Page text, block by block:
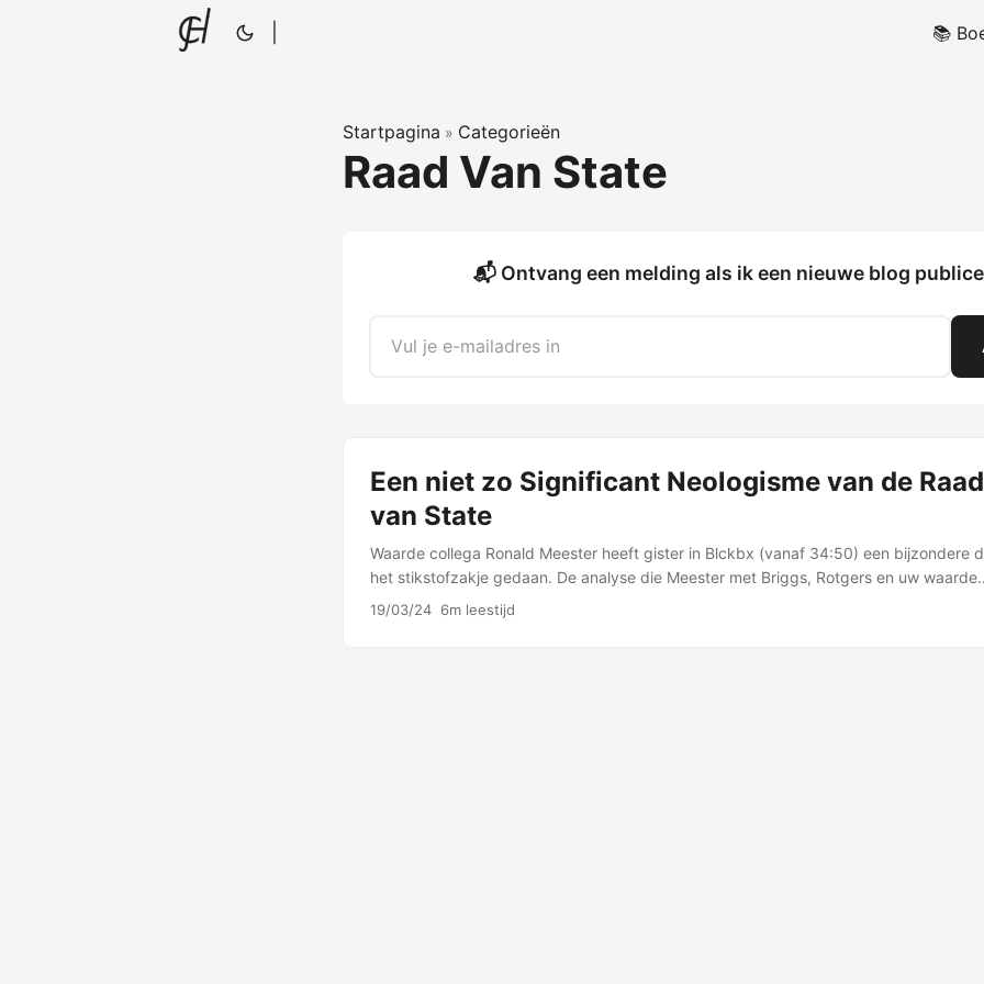
📚
Startpagina » Categorieën
Raad Van State
📬 Ontvang een melding als ik een nieuwe blog
Een niet zo Significant Neologisme van de Raad
van State
Waarde collega Ronald Meester heeft gister in Blckbx (vanaf 34:50) een bijzondere
het stikstofzakje gedaan. De analyse die Meester met Briggs, Rotgers en uw waarde
blogger hebben gepubliceerd …
19/03/24 6m leestijd